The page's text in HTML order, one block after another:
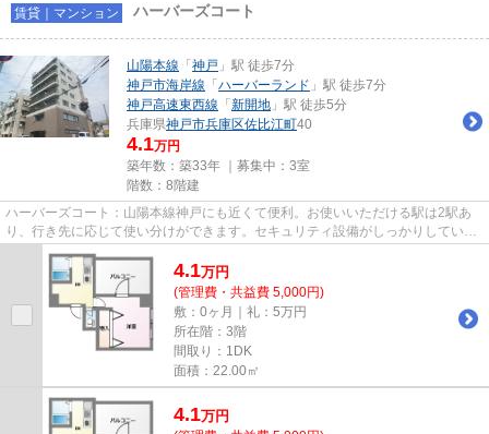
賃貸｜マンション ハーバーズコート
山陽本線 「 神戸 」駅 徒歩7分
神戸市海岸線 「 ハーバーランド 」駅 徒歩7分
神戸高速東西線 「 新開地 」駅 徒歩5分
兵庫県神戸市兵庫区佐比江町40
4.1万円
築年数：築33年 ｜募集中： 3室
階数：8階建
ハーバーズコート：山陽本線神戸にも近くて便利。お使いいただける駅は2駅あ
り、行き先に応じて使い分けができます。セキュリティ設備がしっかりしている
マンション物件です。通風良好...
4.1万円
(管理費・共益費 5,000円)
敷：0ヶ月｜礼：5万円
所在階：3階
間取り：1DK
面積：22.00㎡
4.1万円